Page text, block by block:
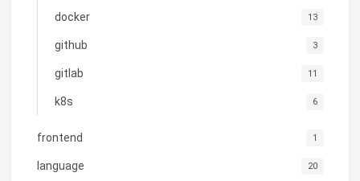
docker 13
github 3
gitlab 11
k8s 6
frontend 1
language 20